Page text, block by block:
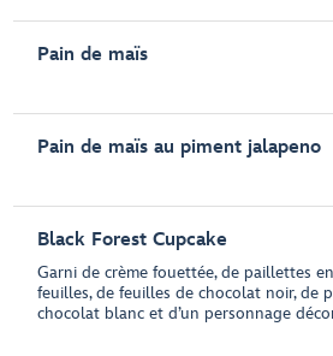
Pain de maïs
Pain de maïs au piment jalapeno
Black Forest Cupcake
Garni de crème fouettée, de paillettes
feuilles, de feuilles de chocolat noir, de
chocolat blanc et d’un personnage